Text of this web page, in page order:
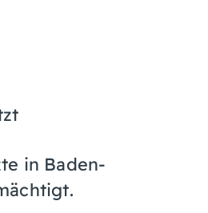
in Baden-